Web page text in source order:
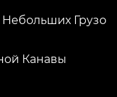
Грузо
Канавы